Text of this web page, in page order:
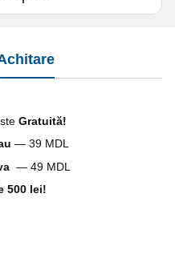
Gratuită!
— 39 MDL
— 49 MDL
500 lei!